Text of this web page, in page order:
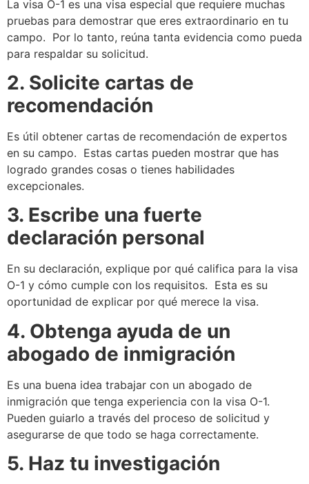
La visa O-1 es una visa especial que requiere muchas
pruebas para demostrar que eres extraordinario en tu
campo. Por lo tanto, reúna tanta evidencia como pueda
para respaldar su solicitud.
2. Solicite cartas de
recomendación
Es útil obtener cartas de recomendación de expertos
en su campo. Estas cartas pueden mostrar que has
logrado grandes cosas o tienes habilidades
excepcionales.
3. Escribe una fuerte
declaración personal
En su declaración, explique por qué califica para la visa
O-1 y cómo cumple con los requisitos. Esta es su
oportunidad de explicar por qué merece la visa.
4. Obtenga ayuda de un
abogado de inmigración
Es una buena idea trabajar con un abogado de
inmigración que tenga experiencia con la visa O-1.
Pueden guiarlo a través del proceso de solicitud y
asegurarse de que todo se haga correctamente.
5. Haz tu investigación